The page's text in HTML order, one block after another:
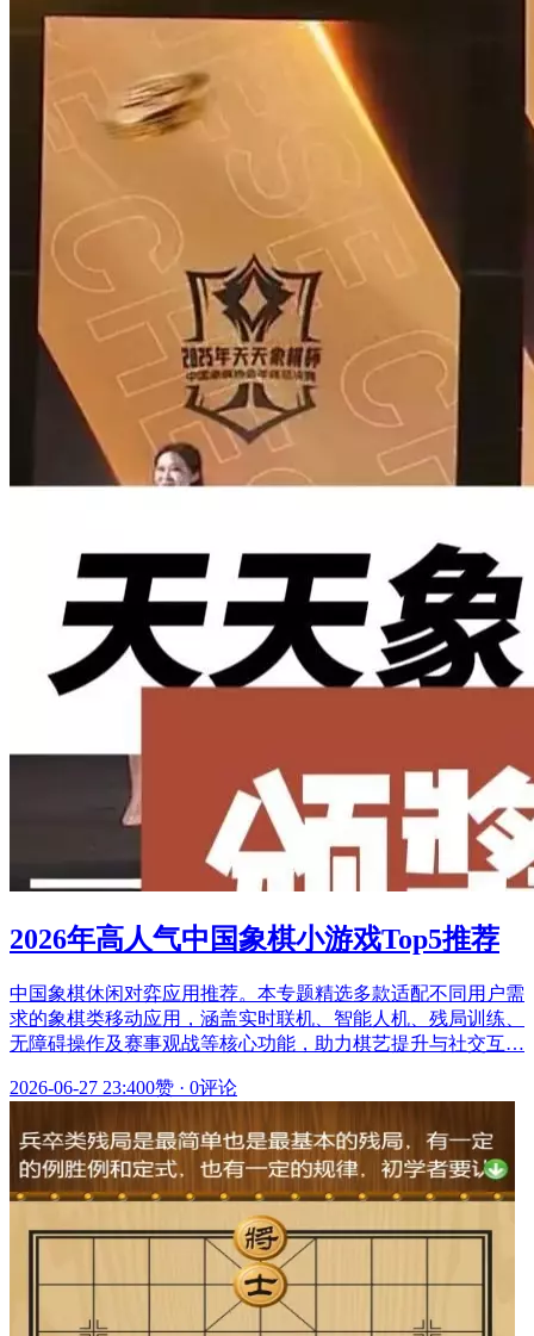
2026年高人气中国象棋小游戏Top5推荐
中国象棋休闲对弈应用推荐。本专题精选多款适配不同用户需
求的象棋类移动应用，涵盖实时联机、智能人机、残局训练、
无障碍操作及赛事观战等核心功能，助力棋艺提升与社交互…
2026-06-27 23:400赞 · 0评论